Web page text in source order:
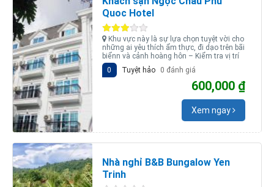
Quoc Hotel
Khu vực này là sự lựa chọn tuyệt vời cho
những ai yêu thích ẩm thực, đi dạo trên bãi
biểnn và cảnh hoàng hôn – Kiểm tra vị trí
Tuyệt hảo
0 đánh giá
0
600,000 ₫
Xem ngay
Nhà nghỉ B&B Bungalow Yen
Trinh